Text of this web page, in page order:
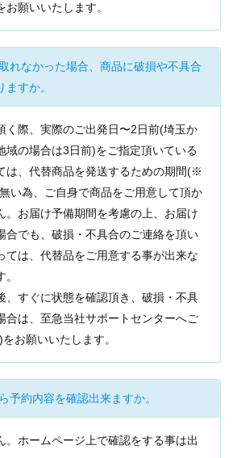
願いいたします。
れなかった場合、商品に破損や不具合
すか。
く際、実際のご出発日〜2日前(埼玉か
域の場合は3日前)をご指定頂いている
は、代替商品を発送するための期間(※
い為、ご自身で商品をご用意して頂か
。お届け予備期間を考慮の上、お届け
合でも、破損・不具合のご連絡を頂い
ては、代替品をご用意する事が出来な
、すぐに状態を確認頂き、破損・不具
合は、至急当社サポートセンターへご
お願いいたします。
予約内容を確認出来ますか。
。ホームページ上で確認をする事は出